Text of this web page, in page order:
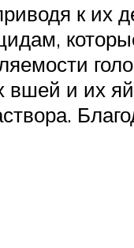
к их
и их